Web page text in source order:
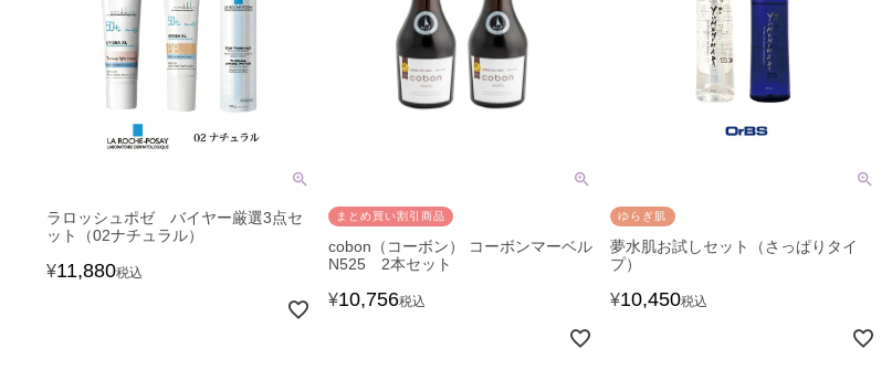
ラロッシュポゼ バイヤー厳選3点セ
ット（02ナチュラル）
¥11,880税込
まとめ買い割引商品
cobon（コーボン） コーボンマーベル
N525 2本セット
¥10,756税込
ゆらぎ肌
夢水肌お試しセット（さっぱりタイ
プ）
¥10,450税込